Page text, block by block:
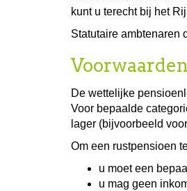
kunt u terecht bij het
Statutaire ambtenaren
Voorwaarden
De wettelijke
Voor bepaalde
lager (bijvoorbeeld
Om een rustpensioen
u moet een
u mag geen